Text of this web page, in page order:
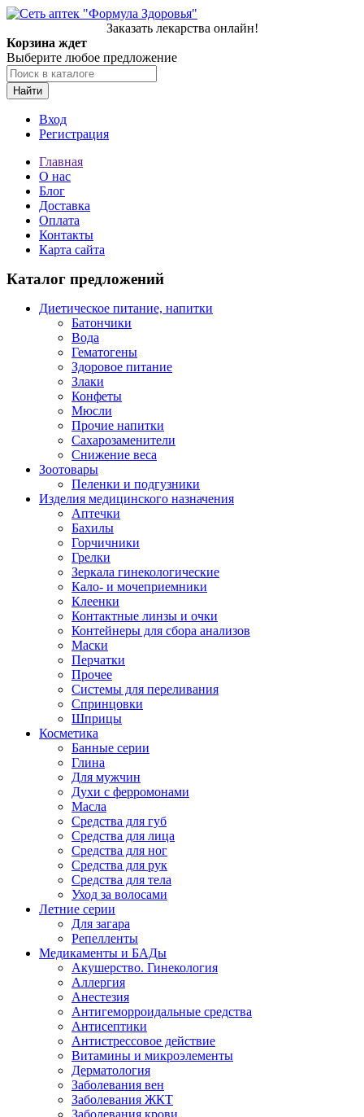
Заказать лекарства онлайн!
Корзина ждет
Выберите любое предложение
Найти
Вход
Регистрация
Главная
О нас
Блог
Доставка
Оплата
Контакты
Карта сайта
Каталог предложений
Диетическое питание, напитки
Батончики
Вода
Гематогены
Здоровое питание
Злаки
Конфеты
Мюсли
Прочие напитки
Сахарозаменители
Снижение веса
Зоотовары
Пеленки и подгузники
Изделия медицинского назначения
Аптечки
Бахилы
Горчичники
Грелки
Зеркала гинекологические
Кало- и мочеприемники
Клеенки
Контактные линзы и очки
Контейнеры для сбора анализов
Маски
Перчатки
Прочее
Системы для переливания
Спринцовки
Шприцы
Косметика
Банные серии
Глина
Для мужчин
Духи с ферромонами
Масла
Средства для губ
Средства для лица
Средства для ног
Средства для рук
Средства для тела
Уход за волосами
Летние серии
Для загара
Репелленты
Медикаменты и БАДы
Акушерство. Гинекология
Аллергия
Анестезия
Антигеморроидальные средства
Антисептики
Антистрессовое действие
Витамины и микроэлементы
Дерматология
Заболевания вен
Заболевания ЖКТ
Заболевания крови